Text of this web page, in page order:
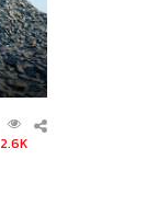
2.6K